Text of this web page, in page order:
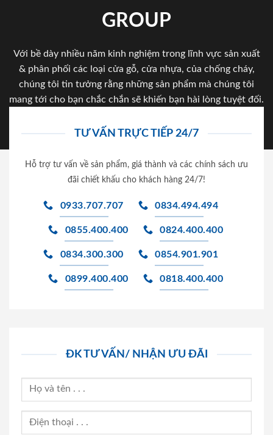
GROUP
Với bề dày nhiều năm kinh nghiệm trong lĩnh vực sản xuất
& phân phối các loại cửa gỗ, cửa nhựa, của chống cháy,
chúng tôi tin tưởng rằng những sản phẩm mà chúng tôi
mang tới cho bạn chắc chắn sẽ khiến bạn hài lòng tuyệt đối.
TƯ VẤN TRỰC TIẾP 24/7
Hỗ trợ tư vấn về sản phẩm, giá thành và các chính sách ưu
đãi chiết khấu cho khách hàng 24/7!
0933.707.707 0834.494.494
0855.400.400 0824.400.400
0834.300.300 0854.901.901
0899.400.400 0818.400.400
ĐK TƯ VẤN/ NHẬN ƯU ĐÃI